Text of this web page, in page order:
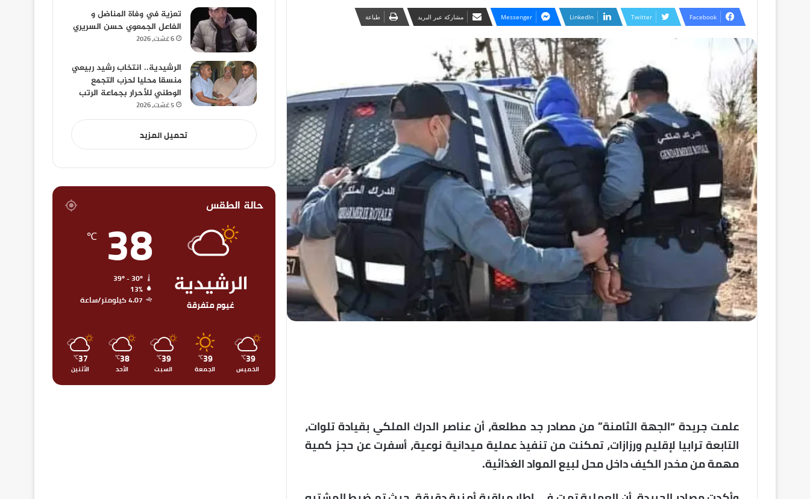
Facebook
Twitter
LinkedIn
Messenger مشاركة عبر البريد طباعة
علمت جريدة “الجهة الثامنة” من مصادر جد مطلعة، أن عناصر الدرك الملكي بقيادة تلوات،
التابعة ترابيا لإقليم ورزازات، تمكنت من تنفيذ عملية ميدانية نوعية، أسفرت عن حجز كمية
مهمة من مخدر الكيف داخل محل لبيع المواد الغذائية.
تعزية في وفاة المناضل و
الفاعل الجمعوي حسن السريري
6 غشت، 2026
الرشيدية.. انتخاب رشيد ربيعي
منسقا محليا لحزب التجمع
الوطني للأحرار بجماعة الرتب
5 غشت، 2026
تحميل المزيد
حالة الطقس
الرشيدية
غيوم متفرقة
38
℃
39º - 30º
13%
4.07 كيلومتر/ساعة
39
℃
الخميس
39
℃
الجمعة
39
℃
السبت
38
℃
الأحد
37
℃
الأثنين